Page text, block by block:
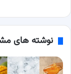
نوشته های